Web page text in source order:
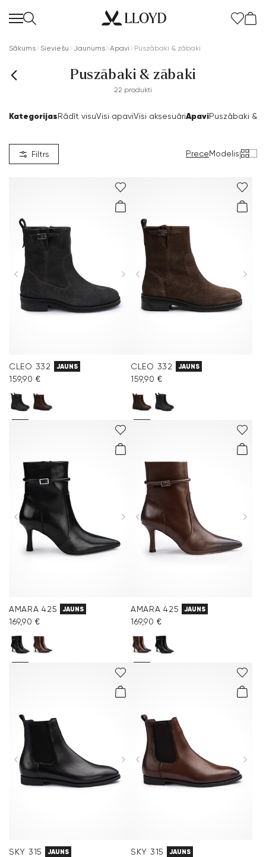
Sākums Sieviešu Jaunums Apavi Puszābaki & zābaki
Puszābaki & zābaki
22 produkti
KategorijasRādīt visuVisi apaviVisi aksesuāriApaviPuszābaki &
Filtrs PreceModelis|
CLEO 332 JAUNS
159,90 €
CLEO 332 JAUNS
159,90 €
AMARA 425 JAUNS
169,90 €
AMARA 425 JAUNS
169,90 €
SKY 315 JAUNS SKY 315 JAUNS